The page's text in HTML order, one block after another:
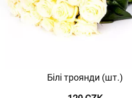
Білі троянди (шт.)